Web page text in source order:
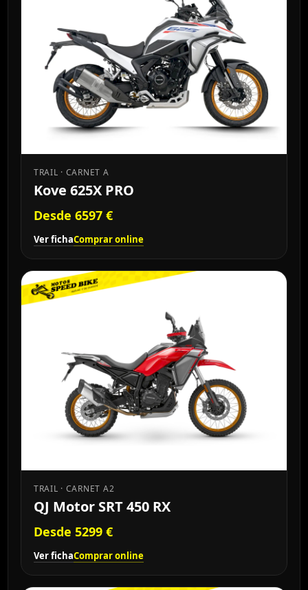
TRAIL · CARNET A
Kove 625X PRO
Desde 6597 €
Ver fichaComprar online
TRAIL · CARNET A2
QJ Motor SRT 450 RX
Desde 5299 €
Ver fichaComprar online